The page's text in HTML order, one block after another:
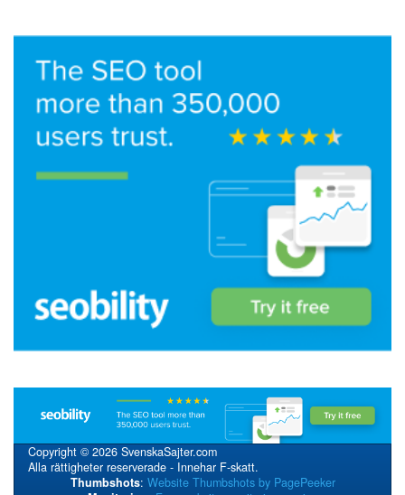
Copyright © 2026 SvenskaSajter.com
Alla rättigheter reserverade - Innehar F-skatt.
Thumbshots: Website Thumbshots by PagePeeker